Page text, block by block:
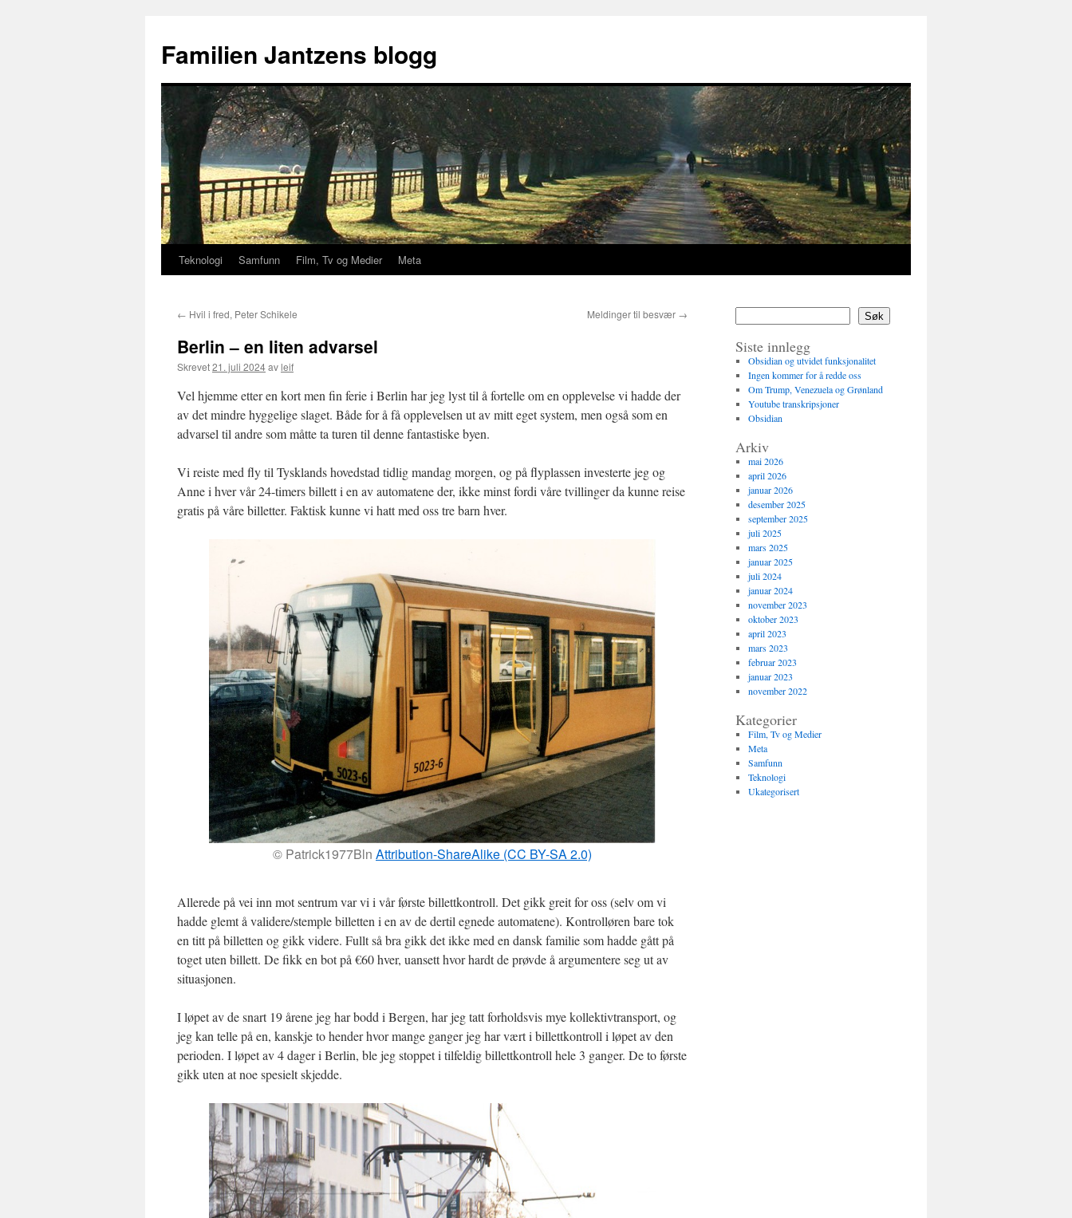
innhold
Familien Jantzens blogg
Teknologi Samfunn Film, Tv og Medier Meta
← Hvil i fred, Peter Schikele Meldinger til besvær →
Berlin – en liten advarsel
Skrevet21. juli 2024avleif
Vel hjemme etter en kort men fin ferie i Berlin har jeg lyst til å fortelle om en opplevelse vi hadde der
av det mindre hyggelige slaget. Både for å få opplevelsen ut av mitt eget system, men også som en
advarsel til andre som måtte ta turen til denne fantastiske byen.
Vi reiste med fly til Tysklands hovedstad tidlig mandag morgen, og på flyplassen investerte jeg og
Anne i hver vår 24-timers billett i en av automatene der, ikke minst fordi våre tvillinger da kunne reise
gratis på våre billetter. Faktisk kunne vi hatt med oss tre barn hver.
© Patrick1977Bln Attribution-ShareAlike (CC BY-SA 2.0)
Allerede på vei inn mot sentrum var vi i vår første billettkontroll. Det gikk greit for oss (selv om vi
hadde glemt å validere/stemple billetten i en av de dertil egnede automatene). Kontrolløren bare tok
en titt på billetten og gikk videre. Fullt så bra gikk det ikke med en dansk familie som hadde gått på
toget uten billett. De fikk en bot på €60 hver, uansett hvor hardt de prøvde å argumentere seg ut av
situasjonen.
I løpet av de snart 19 årene jeg har bodd i Bergen, har jeg tatt forholdsvis mye kollektivtransport, og
jeg kan telle på en, kanskje to hender hvor mange ganger jeg har vært i billettkontroll i løpet av den
perioden. I løpet av 4 dager i Berlin, ble jeg stoppet i tilfeldig billettkontroll hele 3 ganger. De to første
gikk uten at noe spesielt skjedde.
Søk
Siste innlegg
Obsidian og utvidet funksjonalitet
Ingen kommer for å redde oss
Om Trump, Venezuela og Grønland
Youtube transkripsjoner
Obsidian
Arkiv
mai 2026
april 2026
januar 2026
desember 2025
september 2025
juli 2025
mars 2025
januar 2025
juli 2024
januar 2024
november 2023
oktober 2023
april 2023
mars 2023
februar 2023
januar 2023
november 2022
Kategorier
Film, Tv og Medier
Meta
Samfunn
Teknologi
Ukategorisert